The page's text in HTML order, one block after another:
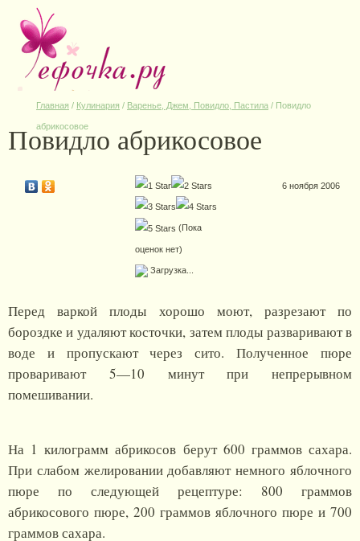
Главная / Кулинария / Варенье, Джем, Повидло, Пастила / Повидло
абрикосовое
Повидло абрикосовое
(Пока
оценок нет)
Загрузка...
6 ноября 2006
Перед варкой плоды хорошо моют, разрезают по
бороздке и удаляют косточки, затем плоды разваривают в
воде и пропускают через сито. Полученное пюре
проваривают 5—10 минут при непрерывном
помешивании.
На 1 килограмм абрикосов берут 600 граммовсахара.
При слабом желировании добавляют немного яблочного
пюре по следующей рецептуре: 800 граммов
абрикосового пюре, 200 граммов яблочного пюре и 700
граммовсахара.